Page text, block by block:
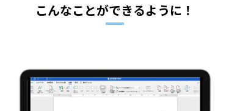
こんなことができるように！